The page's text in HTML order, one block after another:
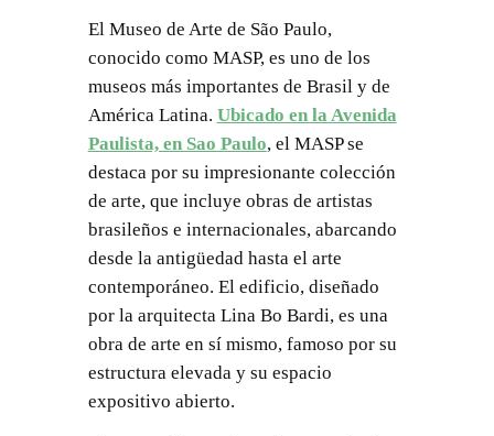
El Museo de Arte de São Paulo,
conocido como MASP, es uno de los
museos más importantes de Brasil y de
América Latina. Ubicado en la Avenida
Paulista, en Sao Paulo, el MASP se
destaca por su impresionante colección
de arte, que incluye obras de artistas
brasileños e internacionales, abarcando
desde la antigüedad hasta el arte
contemporáneo. El edificio, diseñado
por la arquitecta Lina Bo Bardi, es una
obra de arte en sí mismo, famoso por su
estructura elevada y su espacio
expositivo abierto.